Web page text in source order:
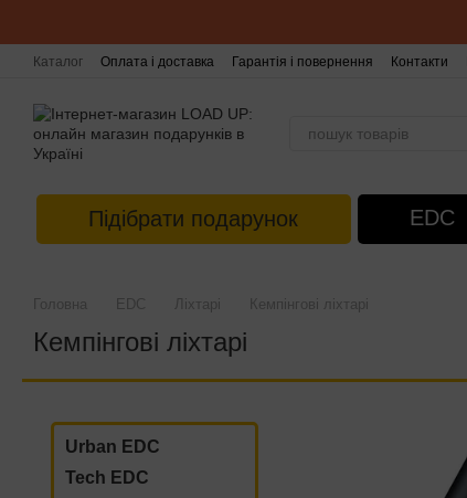
Каталог Оплата і доставка Гарантія і повернення Контакти
Підібрати подарунок EDC
Головна EDC Ліхтарі Кемпінгові ліхтарі
Кемпінгові ліхтарі
Urban EDC
Tech EDC